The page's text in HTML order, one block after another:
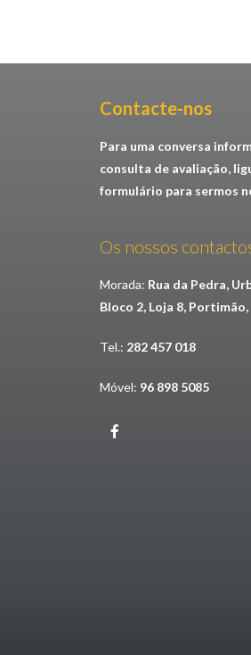
Contacte-nos​
Para uma conversa
consulta de avaliação,
formulário para sermos
Os nossos
Morada: Rua da Pedra,
Bloco 2, Loja 8,
Tel.: 282 457 018
Móvel: 96 898 5085